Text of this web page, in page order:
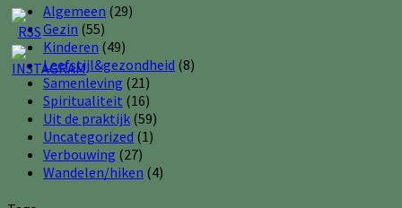
Algemeen (29)
Gezin (55)
Kinderen (49)
Leefstijl&gezondheid (8)
Samenleving (21)
Spiritualiteit (16)
Uit de praktijk (59)
Uncategorized (1)
Verbouwing (27)
Wandelen/hiken (4)